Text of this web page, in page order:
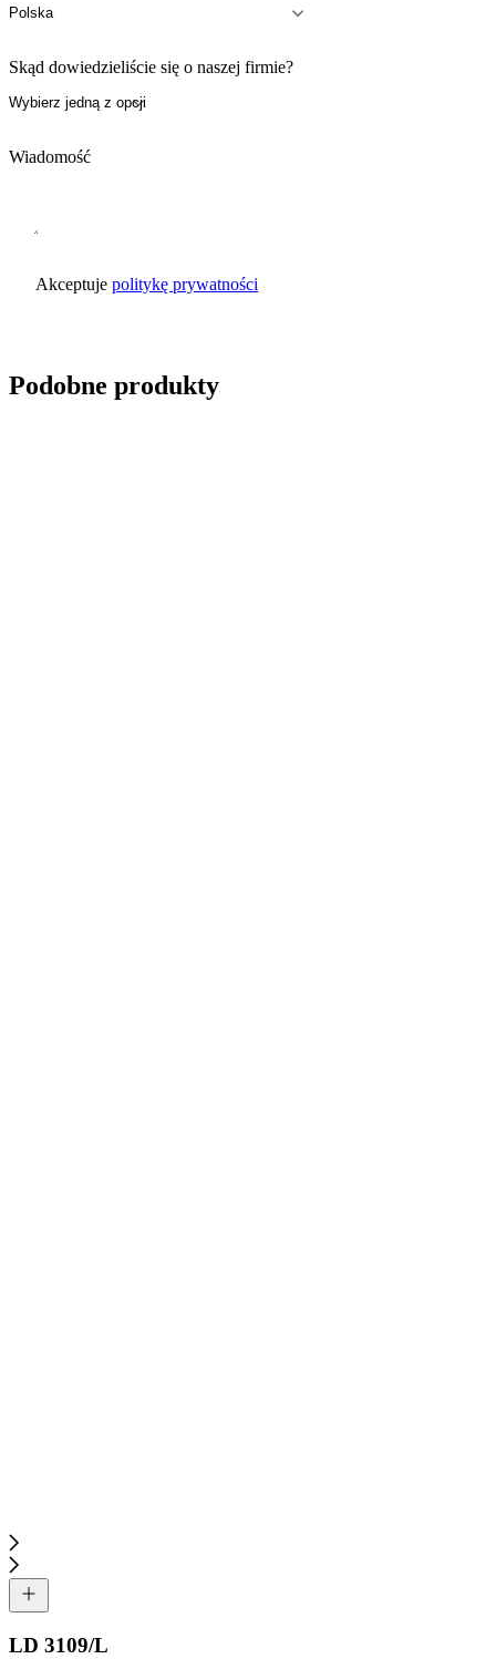
Skąd dowiedzieliście się o naszej firmie?
Wiadomość
Akceptuje politykę prywatności
Podobne produkty
LD 3109/L